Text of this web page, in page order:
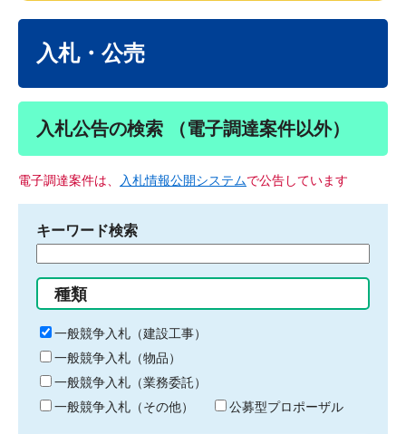
入札・公売
入札公告の検索 （電子調達案件以外）
電子調達案件は、 入札情報公開システムで公告しています
キーワード検索
る
キ
ー
ワ
ー
ド
種類
一般競争入札（建設工事）
一般競争入札（物品）
一般競争入札（業務委託）
一般競争入札（その他）
公募型プロポーザル